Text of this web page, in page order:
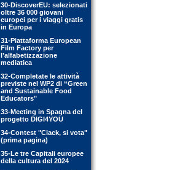
30-DiscoverEU: selezionati
oltre 36 000 giovani
europei per i viaggi gratis
in Europa
31-Piattaforma European
Film Factory per
l’alfabetizzazione
mediatica
32-Completate le attività
previste nel WP2 di “Green
and Sustainable Food
Educators"
33-Meeting in Spagna del
progetto DIGI4YOU
34-Contest "Ciack, si vota"
(prima pagina)
35-Le tre Capitali europee
della cultura del 2024